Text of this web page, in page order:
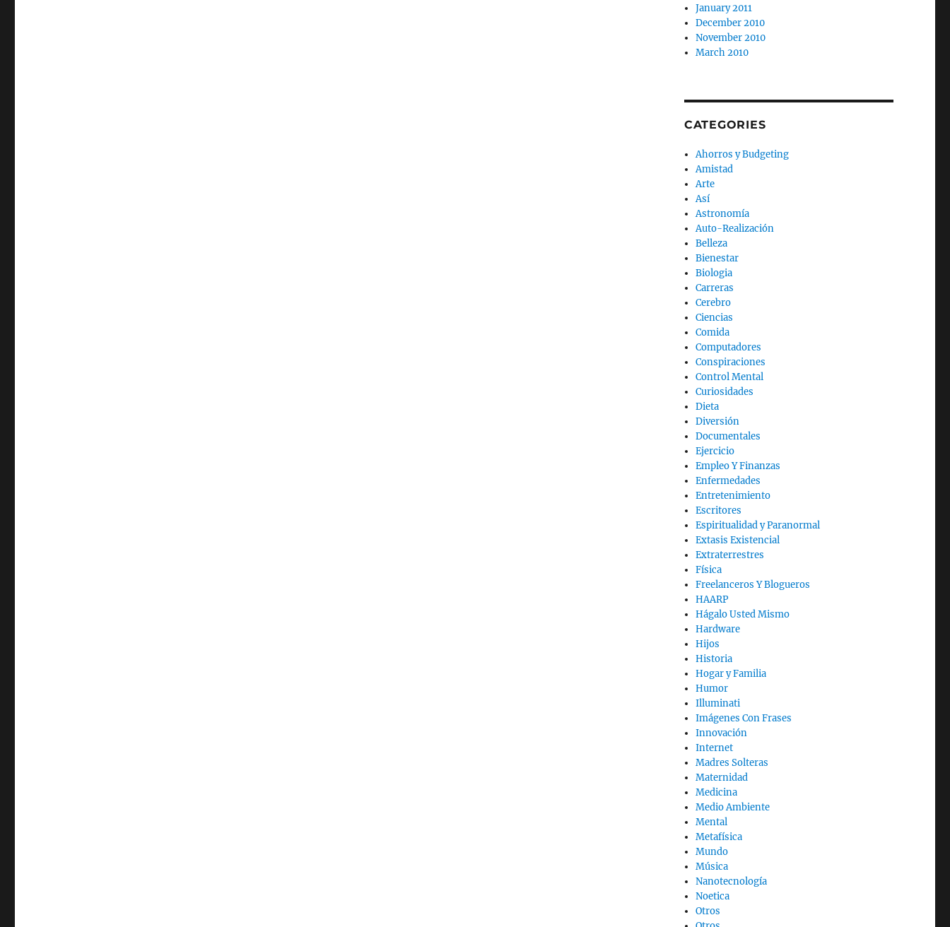
January 2011
December 2010
November 2010
March 2010
CATEGORIES
Ahorros y Budgeting
Amistad
Arte
Así
Astronomía
Auto-Realización
Belleza
Bienestar
Biologia
Carreras
Cerebro
Ciencias
Comida
Computadores
Conspiraciones
Control Mental
Curiosidades
Dieta
Diversión
Documentales
Ejercicio
Empleo Y Finanzas
Enfermedades
Entretenimiento
Escritores
Espiritualidad y Paranormal
Extasis Existencial
Extraterrestres
Física
Freelanceros Y Blogueros
HAARP
Hágalo Usted Mismo
Hardware
Hijos
Historia
Hogar y Familia
Humor
Illuminati
Imágenes Con Frases
Innovación
Internet
Madres Solteras
Maternidad
Medicina
Medio Ambiente
Mental
Metafísica
Mundo
Música
Nanotecnología
Noetica
Otros